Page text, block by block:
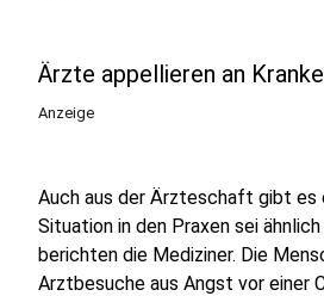
Ärzte appellieren an Kranke
Anzeige
Auch aus der Ärzteschaft gibt es
Situation in den Praxen sei ähnlich
berichten die Mediziner. Die
Arztbesuche aus Angst vor einer